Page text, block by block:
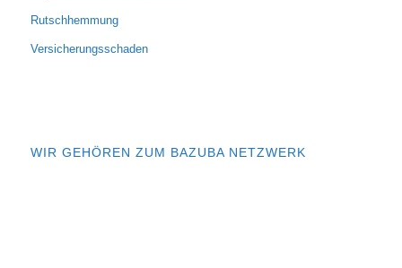
Rutschhemmung
Versicherungsschaden
WIR GEHÖREN ZUM BAZUBA NETZWERK